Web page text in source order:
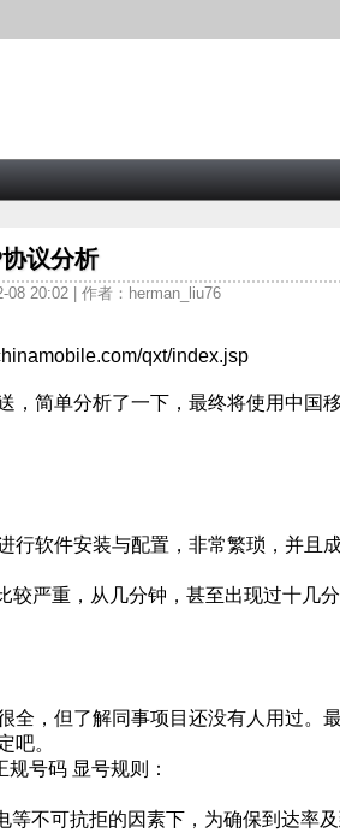
议分析
08 20:02 | 作者：herman_liu76
qxt/index.jsp
简单分析了一下，最终将使用中国
行软件安装与配置，非常繁琐，并且
严重，从几分钟，甚至出现过十几
，但了解同事项目还没有人用过。
吧。
号码 显号规则：
等不可抗拒的因素下，为确保到达率及